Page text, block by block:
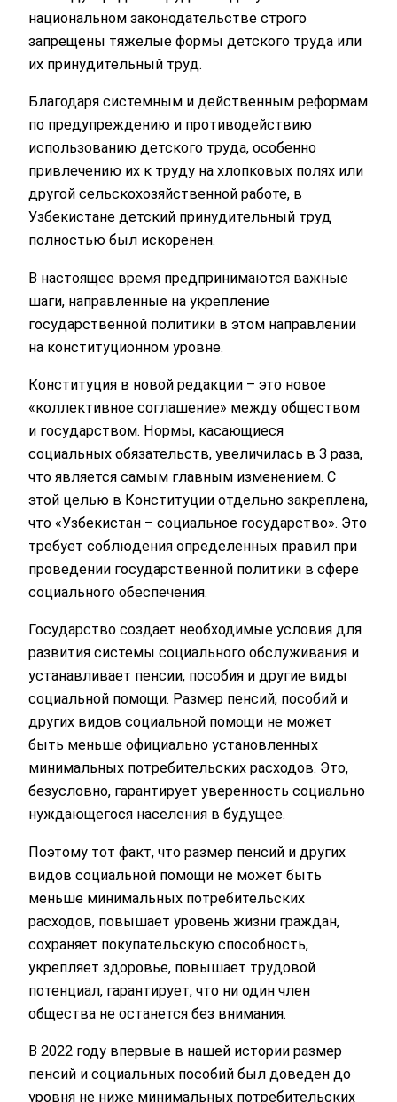
национальном законодательстве строго
запрещены тяжелые формы детского труда или
их принудительный труд.
Благодаря системным и действенным реформам
по предупреждению и противодействию
использованию детского труда, особенно
привлечению их к труду на хлопковых полях или
другой сельскохозяйственной работе, в
Узбекистане детский принудительный труд
полностью был искоренен.
В настоящее время предпринимаются важные
шаги, направленные на укрепление
государственной политики в этом направлении
на конституционном уровне.
Конституция в новой редакции – это новое
«коллективное соглашение» между обществом
и государством. Нормы, касающиеся
социальных обязательств, увеличилась в 3 раза,
что является самым главным изменением. С
этой целью в Конституции отдельно закреплена,
что «Узбекистан – социальное государство». Это
требует соблюдения определенных правил при
проведении государственной политики в сфере
социального обеспечения.
Государство создает необходимые условия для
развития системы социального обслуживания и
устанавливает пенсии, пособия и другие виды
социальной помощи. Размер пенсий, пособий и
других видов социальной помощи не может
быть меньше официально установленных
минимальных потребительских расходов. Это,
безусловно, гарантирует уверенность социально
нуждающегося населения в будущее.
Поэтому тот факт, что размер пенсий и других
видов социальной помощи не может быть
меньше минимальных потребительских
расходов, повышает уровень жизни граждан,
сохраняет покупательскую способность,
укрепляет здоровье, повышает трудовой
потенциал, гарантирует, что ни один член
общества не останется без внимания.
В 2022 году впервые в нашей истории размер
пенсий и социальных пособий был доведен до
уровня не ниже минимальных потребительских